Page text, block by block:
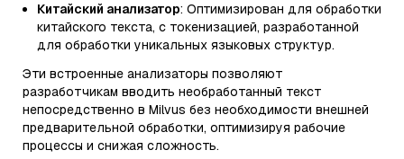
Китайский анализатор: Оптимизирован для обработки
китайского текста, с токенизацией, разработанной
для обработки уникальных языковых структур.
Эти встроенные анализаторы позволяют
разработчикам вводить необработанный текст
непосредственно в Milvus без необходимости внешней
предварительной обработки, оптимизируя рабочие
процессы и снижая сложность.